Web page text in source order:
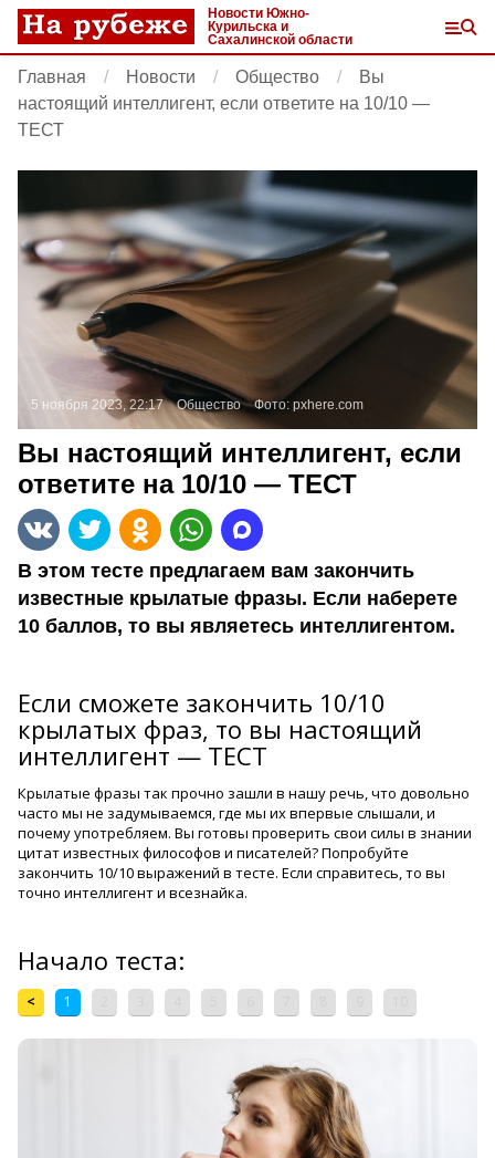
Новости Южно-
Курильска и
Сахалинской области
Главная Новости Общество
Вы
настоящий интеллигент, если ответите на 10/10 —
ТЕСТ
5 ноября 2023, 22:17 Общество Фото: pxhere.com
Вы настоящий интеллигент, если
ответите на 10/10 — ТЕСТ
В этом тесте предлагаем вам закончить
известные крылатые фразы. Если наберете
10 баллов, то вы являетесь интеллигентом.